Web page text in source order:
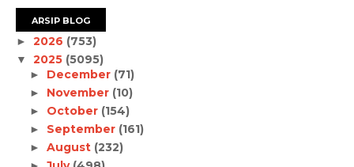
ARSIP BLOG
► 2026 (753)
▼ 2025 (5095)
► December (71)
► November (10)
► October (154)
► September (161)
► August (232)